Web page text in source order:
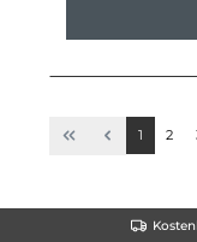
1 2